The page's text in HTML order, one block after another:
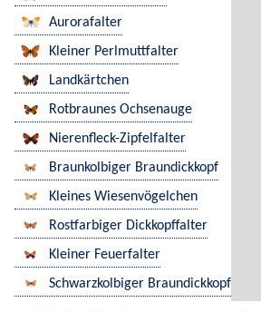
Aurorafalter
Kleiner Perlmuttfalter
Landkärtchen
Rotbraunes Ochsenauge
Nierenfleck-Zipfelfalter
Braunkolbiger Braundickkopf
Kleines Wiesenvögelchen
Rostfarbiger Dickkopffalter
Kleiner Feuerfalter
Schwarzkolbiger Braundickkopf